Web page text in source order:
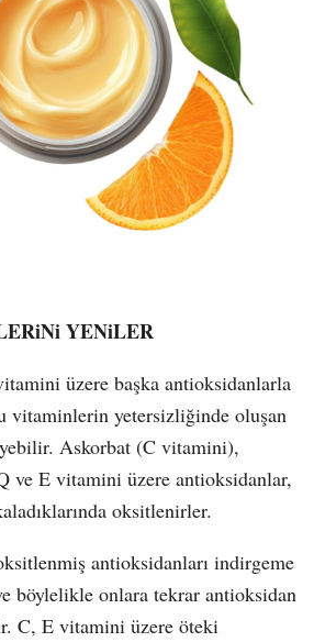
YENiLER
üzere başka antioksidanlarla
vitaminlerin yetersizliğinde oluşan
Askorbat (C vitamini),
ve E vitamini üzere antioksidanlar,
oksitlenirler.
antioksidanları indirgeme
böylelikle onlara tekrar antioksidan
C, E vitamini üzere öteki